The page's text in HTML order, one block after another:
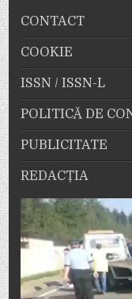
CONTACT
COOKIE
ISSN / ISSN-L
POLITICĂ DE
PUBLICITATE
REDACȚIA